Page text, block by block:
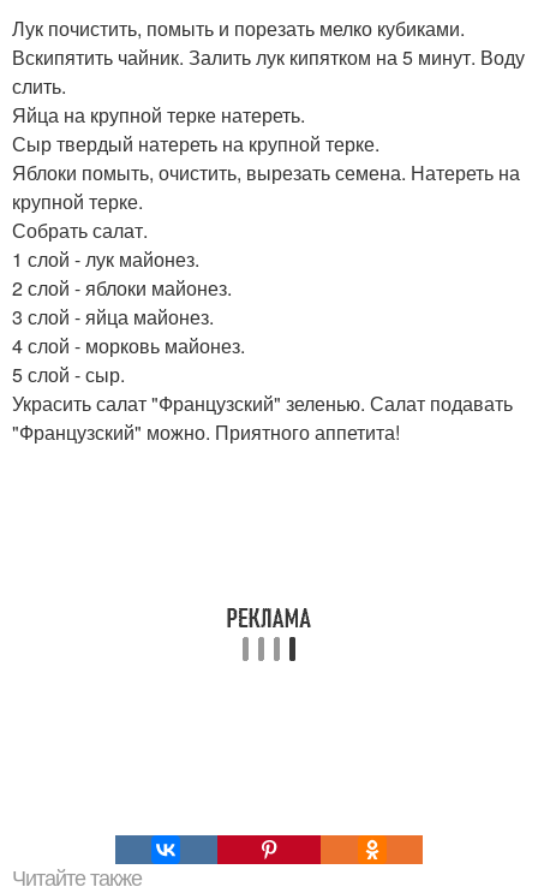
Лук почистить, помыть и порезать мелко кубиками.
Вскипятить чайник. Залить лук кипятком на 5 минут. Воду
слить.
Яйца на крупной терке натереть.
Сыр твердый натереть на крупной терке.
Яблоки помыть, очистить, вырезать семена. Натереть на
крупной терке.
Собрать салат.
1 слой - лук майонез.
2 слой - яблоки майонез.
3 слой - яйца майонез.
4 слой - морковь майонез.
5 слой - сыр.
Украсить салат "Французский" зеленью. Салат подавать
"Французский" можно. Приятного аппетита!
Читайте также